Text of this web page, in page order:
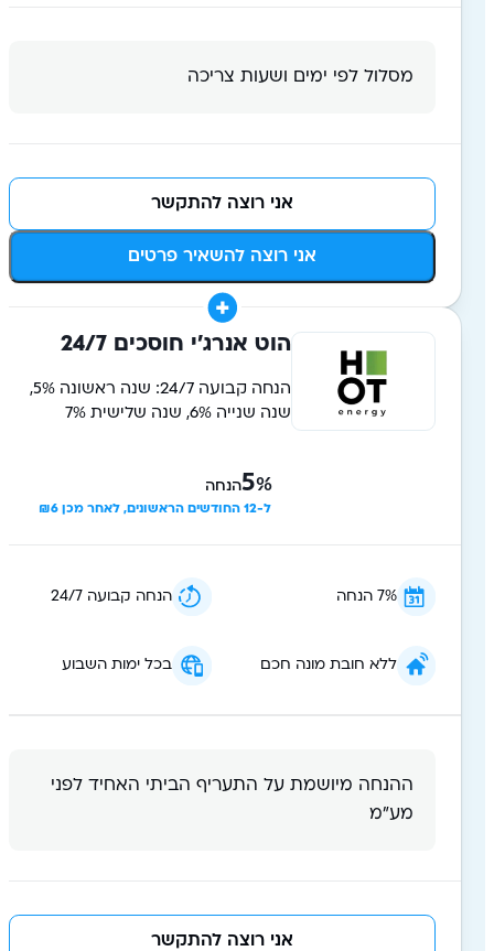
מסלול לפי ימים ושעות צריכה
אני רוצה להשאיר פרטים
אני רוצה להתקשר
הוט אנרג׳י חוסכים 24/7
הנחה קבועה 24/7: שנה ראשונה 5%,
שנה שנייה 6%, שנה שלישית 7%
5% הנחה
ל-12 החודשים הראשונים, לאחר מכן ₪6
7% הנחה הנחה קבועה 24/7
ללא חובת מונה חכם בכל ימות השבוע
ההנחה מיושמת על התעריף הביתי האחיד לפני
מע״מ
אני רוצה להתקשר